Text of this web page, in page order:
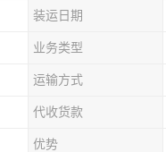
装运日期
业务类型
运输方式
代收货款
优势